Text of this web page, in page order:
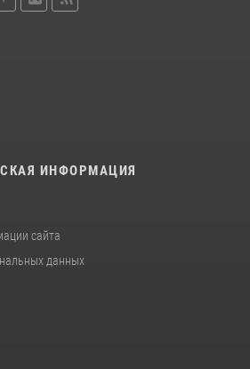
ИНФОРМАЦИЯ
сайта
данных